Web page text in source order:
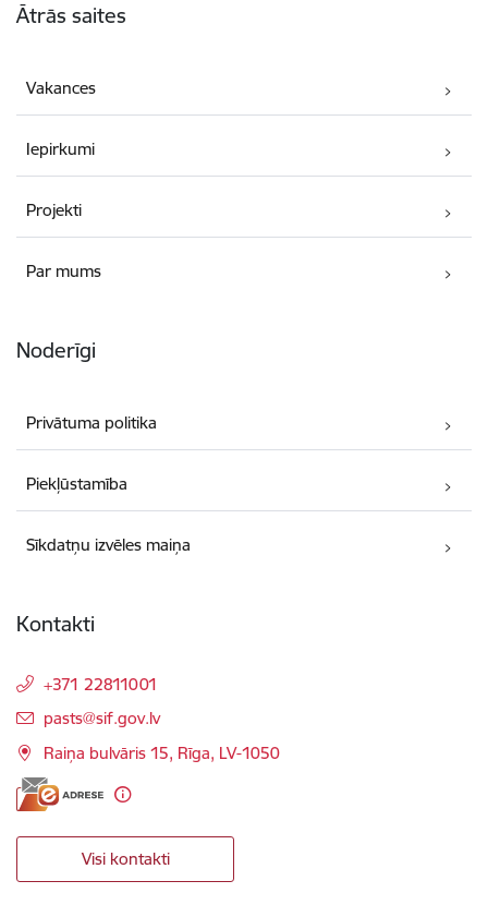
Ātrās saites
Vakances
Iepirkumi
Projekti
Par mums
Noderīgi
Privātuma politika
Piekļūstamība
Sīkdatņu izvēles maiņa
Kontakti
+371 22811001
E-pasts:
pasts@sif.gov.lv
Raiņa bulvāris 15, Rīga, LV-1050
Visi kontakti